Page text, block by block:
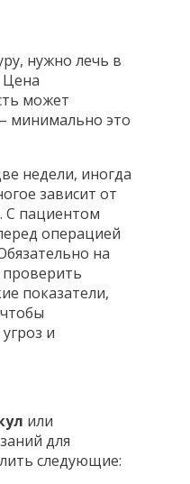
нужно лечь в
Цена
может
минимально это
недели, иногда
зависит от
С пациентом
операцией
на
показатели,
и
или
для
следующие: